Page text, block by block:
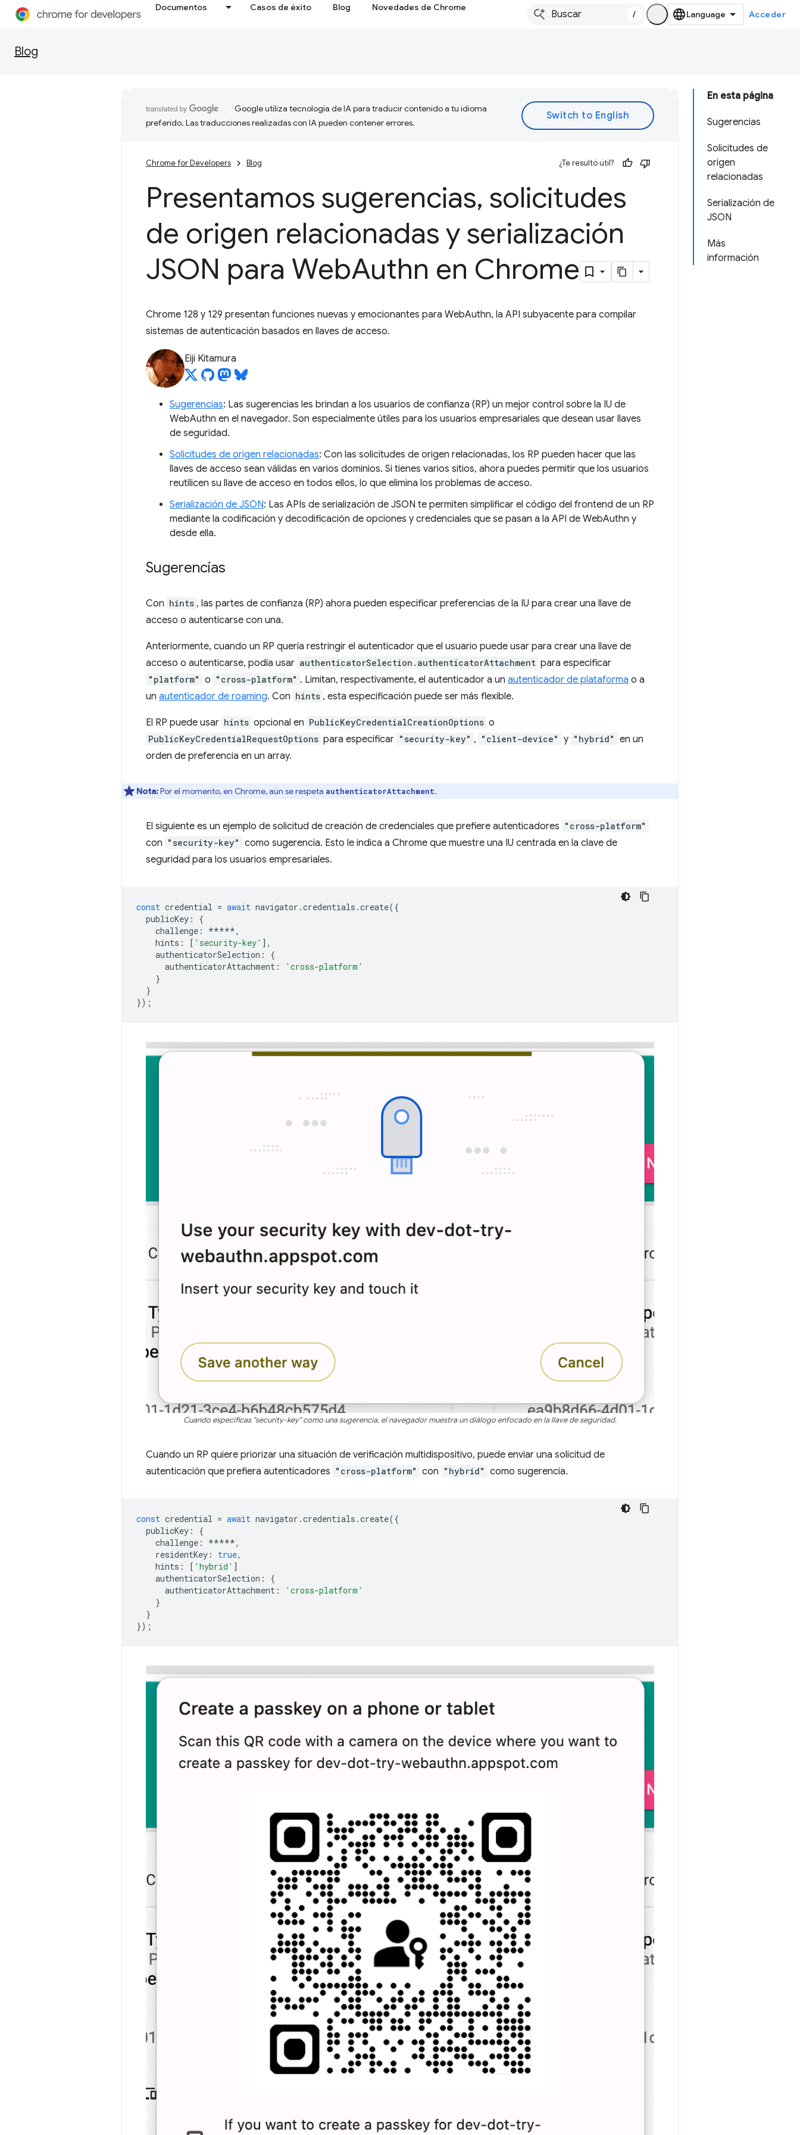
Documentos Casos de éxito Blog Novedades de Chrome
/ Acceder
Blog
En esta página
Sugerencias
Solicitudes de
origen
relacionadas
Serialización de
JSON
Más
información
Google utiliza tecnología de IA para traducir contenido a tu idioma
preferido. Las traducciones realizadas con IA pueden contener errores.
Chrome for Developers Blog ¿Te resultó útil?
Presentamos sugerencias, solicitudes
de origen relacionadas y serialización
JSON para WebAuthn en Chrome
Chrome 128 y 129 presentan funciones nuevas y emocionantes para WebAuthn, la API subyacente para compilar
sistemas de autenticación basados en llaves de acceso.
Eiji Kitamura
Sugerencias: Las sugerencias les brindan a los usuarios de confianza (RP) un mejor control sobre la IU de
WebAuthn en el navegador. Son especialmente útiles para los usuarios empresariales que desean usar llaves
de seguridad.
Solicitudes de origen relacionadas: Con las solicitudes de origen relacionadas, los RP pueden hacer que las
llaves de acceso sean válidas en varios dominios. Si tienes varios sitios, ahora puedes permitir que los usuarios
reutilicen su llave de acceso en todos ellos, lo que elimina los problemas de acceso.
Serialización de JSON: Las APIs de serialización de JSON te permiten simplificar el código del frontend de un RP
mediante la codificación y decodificación de opciones y credenciales que se pasan a la API de WebAuthn y
desde ella.
Sugerencias
Con hints , las partes de confianza (RP) ahora pueden especificar preferencias de la IU para crear una llave de
acceso o autenticarse con una.
Anteriormente, cuando un RP quería restringir el autenticador que el usuario puede usar para crear una llave de
acceso o autenticarse, podía usar authenticatorSelection.authenticatorAttachment para especificar
"platform" o "cross-platform" . Limitan, respectivamente, el autenticador a un autenticador de plataforma o a
un autenticador de roaming. Con hints , esta especificación puede ser más flexible.
El RP puede usar hints opcional en PublicKeyCredentialCreationOptions o
PublicKeyCredentialRequestOptions para especificar "security-key" , "client-device" y "hybrid" en un
orden de preferencia en un array.
Nota:Por el momento, en Chrome, aún se respeta authenticatorAttachment.
El siguiente es un ejemplo de solicitud de creación de credenciales que prefiere autenticadores "cross-platform"
con "security-key" como sugerencia. Esto le indica a Chrome que muestre una IU centrada en la clave de
seguridad para los usuarios empresariales.
const credential = await navigator .credentials .create({
publicKey :
{
challenge : *****,
hints : [ 'security-key' ],
authenticatorSelection :
{
authenticatorAttachment :
'cross-platform'
}
}
});
Cuando especificas "security-key" como una sugerencia, el navegador muestra un diálogo enfocado en la llave de seguridad.
Cuando un RP quiere priorizar una situación de verificación multidispositivo, puede enviar una solicitud de
autenticación que prefiera autenticadores "cross-platform" con "hybrid" como sugerencia.
const credential = await navigator .credentials .create({
publicKey :
{
challenge : *****,
residentKey : true,
hints : [ 'hybrid' ]
authenticatorSelection :
{
authenticatorAttachment :
'cross-platform'
}
}
});